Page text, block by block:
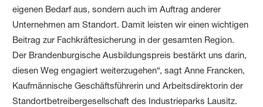
eigenen Bedarf aus, sondern auch im Auftrag anderer
Unternehmen am Standort. Damit leisten wir einen wichtigen
Beitrag zur Fachkräftesicherung in der gesamten Region.
Der Brandenburgische Ausbildungspreis bestärkt uns darin,
diesen Weg engagiert weiterzugehen“, sagt Anne Francken,
Kaufmännische Geschäftsführerin und Arbeitsdirektorin der
Standortbetreibergesellschaft des Industrieparks Lausitz.